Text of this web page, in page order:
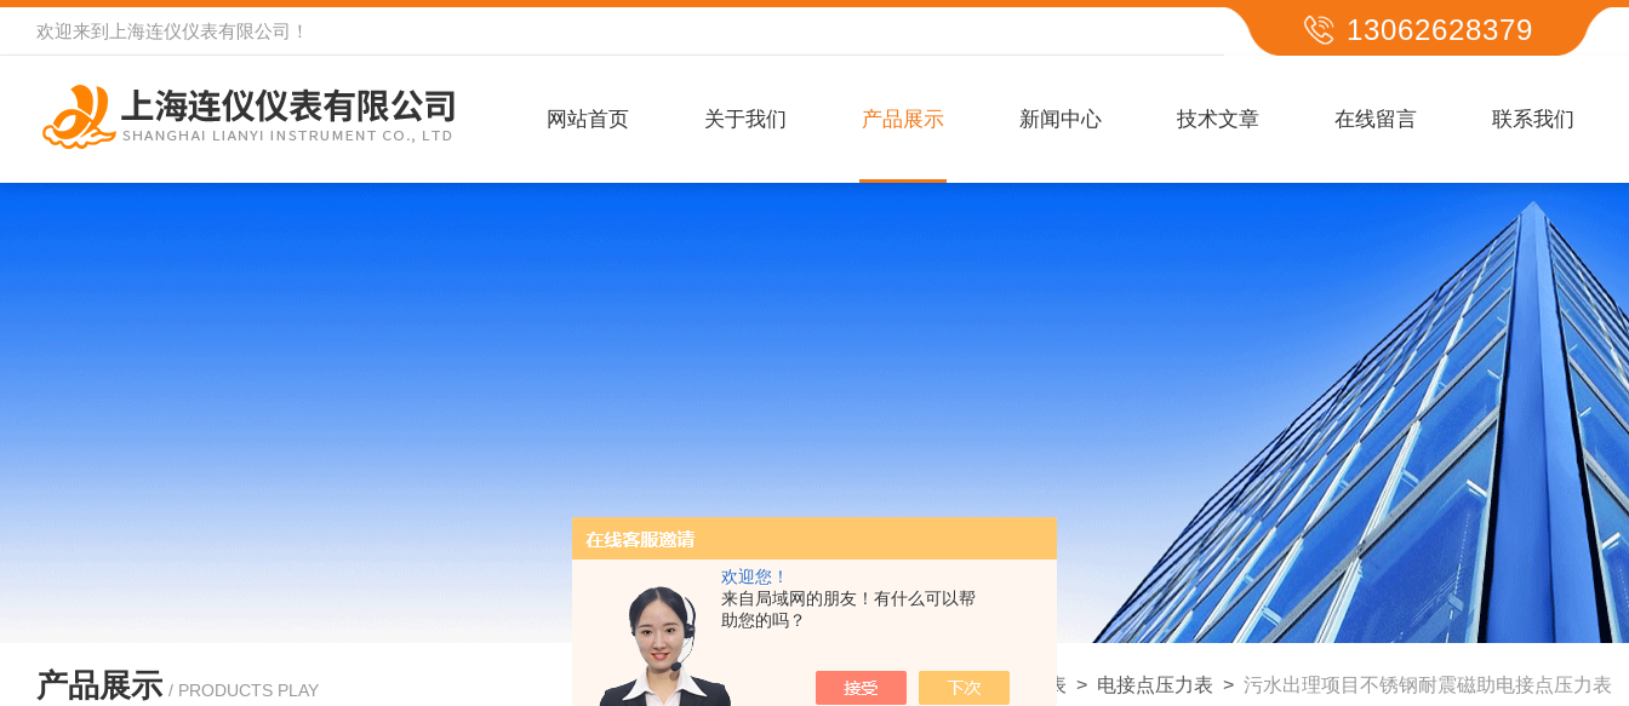
欢迎您！
来自局域网的朋友！有什么可以帮
助您的吗？
欢迎来到 上海连仪仪表有限公司 ！ 13062628379
网站首页 关于我们 产品展示 新闻中心 技术文章 在线留言 联系我们
产品展示 / PRODUCTS PLAY 我的位置： 首页> 产品展示> 压力仪表 > 电接点压力表 > 污水出理项目不锈钢耐震磁助电接点压力表